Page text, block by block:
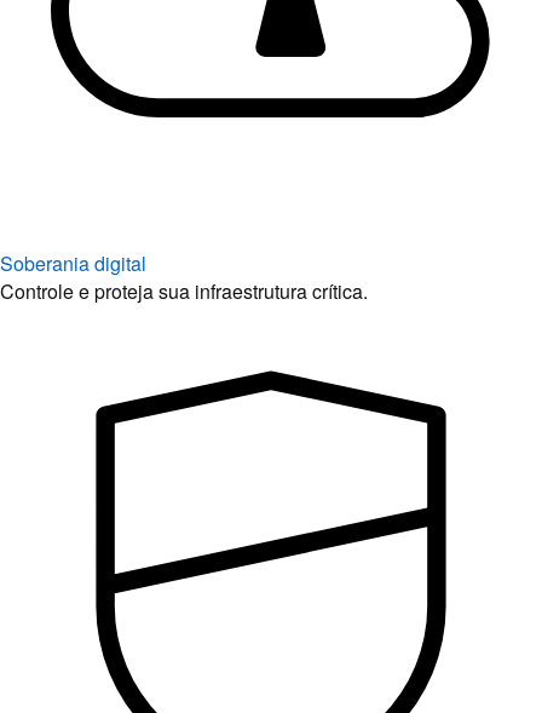
Soberania digital
Controle e proteja sua infraestrutura crítica.